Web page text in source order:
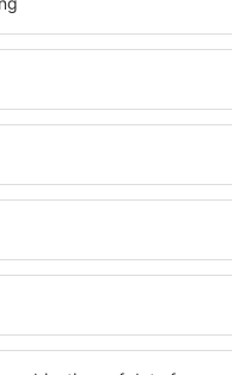
Puoi scegliere tra
strutture per viaggiatori
I visitatori possono
offrono la massima
City.close.to}}. I servizi
trasporti pubblici, i
ricreative, garantiscono
Se sei alla ricerca di un
di adatto a te in pochi
necessario per le tue
destinazione scelta.
strutture con servizi per